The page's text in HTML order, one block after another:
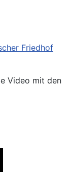
Friedhof
Video mit den